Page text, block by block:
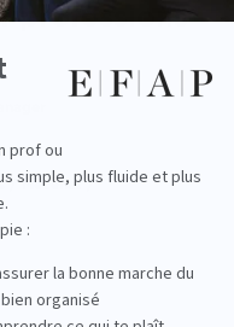
professions
/ Mécénat /